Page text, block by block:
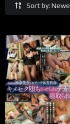
Sort by: